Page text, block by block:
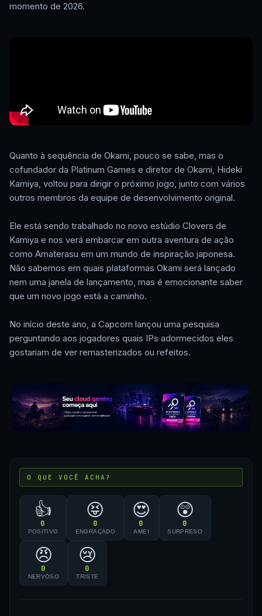
momento de 2026.
Quanto à sequência de Okami, pouco se sabe, mas o
cofundador da Platinum Games e diretor de Okami, Hideki
Kamiya, voltou para dirigir o próximo jogo, junto com vários
outros membros da equipe de desenvolvimento original.
Ele está sendo trabalhado no novo estúdio Clovers de
Kamiya e nos verá embarcar em outra aventura de ação
como Amaterasu em um mundo de inspiração japonesa.
Não sabemos em quais plataformas Okami será lançado
nem uma janela de lançamento, mas é emocionante saber
que um novo jogo está a caminho.
No início deste ano, a Capcom lançou uma pesquisa
perguntando aos jogadores quais IPs adormecidos eles
gostariam de ver remasterizados ou refeitos.
O QUE VOCÊ ACHA?
👍
0
POSITIVO
😝
0
ENGRAÇADO
😍
0
AMEI
😲
0
SURPRESO
😠
0
NERVOSO
😢
0
TRISTE